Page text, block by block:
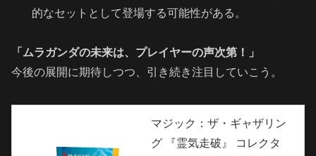
的なセットとして登場する可能性がある。
「ムラガンダの未来は、プレイヤーの声次第！」
今後の展開に期待しつつ、引き続き注目していこう。
マジック：ザ・ギャザリン
グ 『霊気走破』 コレクタ